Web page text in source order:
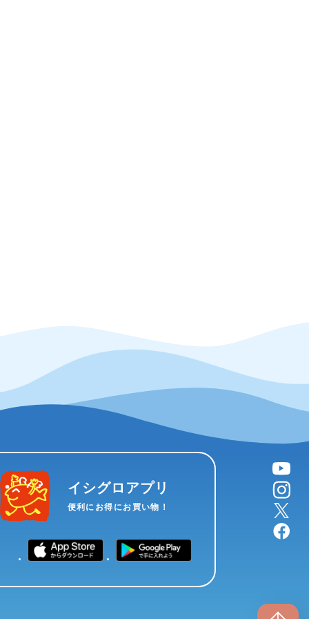
イシグロアプリ
便利にお得にお買い物！
YouTube
instagram
X
facebook